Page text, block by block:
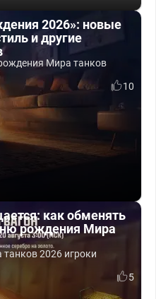
2026»: новые
и другие
Мира танков
10
как обменять
рождения Мира
2026 игроки
5